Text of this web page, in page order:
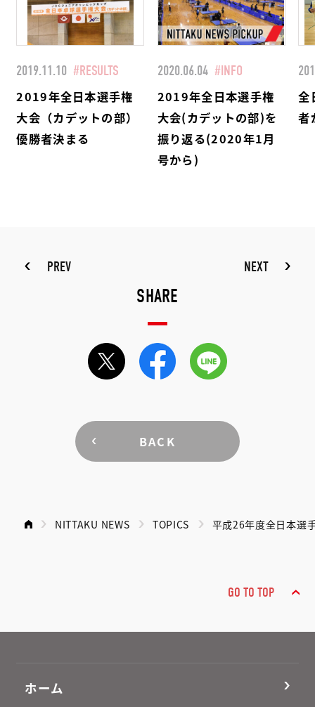
2019.11.10 #RESULTS
2019年全日本選手権
大会（カデットの部）
優勝者決まる
2020.06.04 #INFO
2019年全日本選手権
大会(カデットの部)を
振り返る(2020年1月
号から)
全
者
PREV NEXT
SHARE
BACK
NITTAKU NEWS TOPICS 平成26年度全日本選
GO TO TOP
ホーム